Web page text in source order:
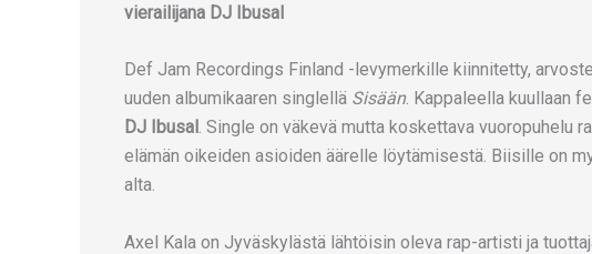
vierailijana DJ Ibusal
Def Jam Recordings Finland -levymerkille kiinnitetty,
uuden albumikaaren singlellä Sisään. Kappaleella kuullaan
DJ Ibusal. Single on väkevä mutta koskettava vuoropuhelu
elämän oikeiden asioiden äärelle löytämisestä. Biisille on
alta.
Axel Kala on Jyväskylästä lähtöisin oleva rap-artisti ja